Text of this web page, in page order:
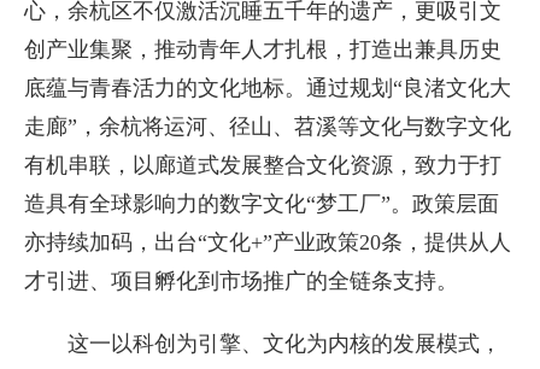
心，余杭区不仅激活沉睡五千年的遗产，更吸引文
创产业集聚，推动青年人才扎根，打造出兼具历史
底蕴与青春活力的文化地标。通过规划“良渚文化大
走廊”，余杭将运河、径山、苕溪等文化与数字文化
有机串联，以廊道式发展整合文化资源，致力于打
造具有全球影响力的数字文化“梦工厂”。政策层面
亦持续加码，出台“文化+”产业政策20条，提供从人
才引进、项目孵化到市场推广的全链条支持。
这一以科创为引擎、文化为内核的发展模式，